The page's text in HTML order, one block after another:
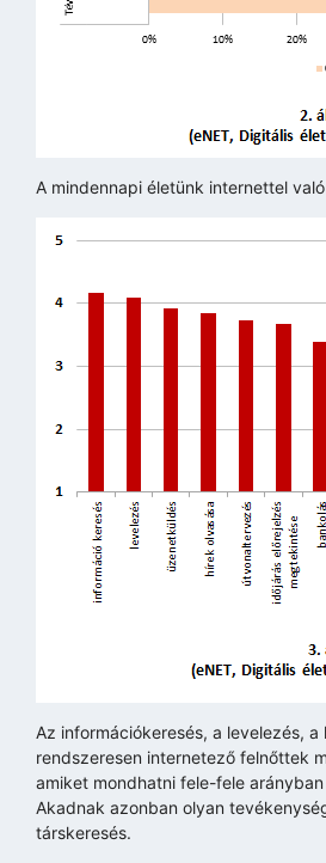
A mindennapi életünk internettel
Az információkeresés, a levelezés,
rendszeresen internetező felnőttek
amiket mondhatni fele-fele
Akadnak azonban olyan
társkeresés.